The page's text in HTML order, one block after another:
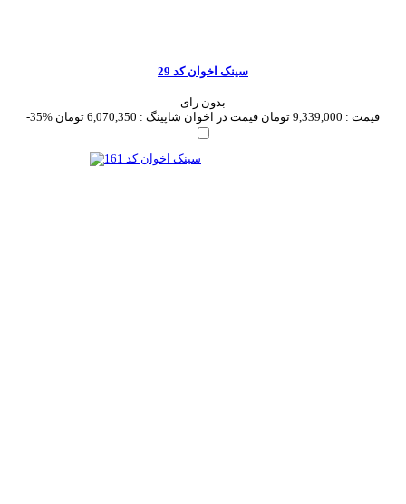
سینک اخوان کد 29
بدون رای
-35%
قیمت : 9,339,000 تومان قیمت در اخوان شاپینگ : 6,070,350 تومان